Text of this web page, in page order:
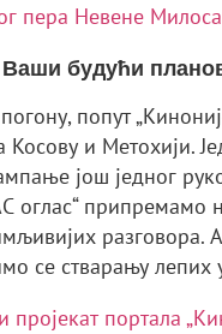
пера Невене
Ваши будући
попут
и Метохији.
још једног
припремамо
се стварању лепих
портала